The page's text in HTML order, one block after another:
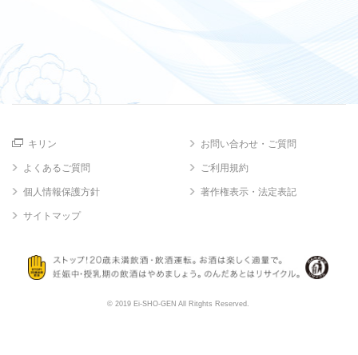
キリン お問い合わせ・ご質問
よくあるご質問 ご利用規約
個人情報保護方針 著作権表示・法定表記
サイトマップ
© 2019 Ei-SHO-GEN All Ritghts Reserved.